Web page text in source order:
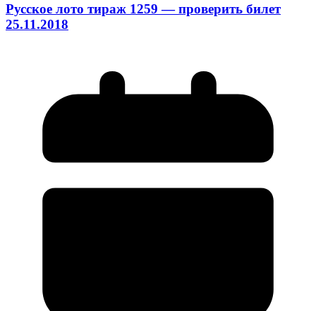
Русское лото тираж 1259 — проверить билет
25.11.2018